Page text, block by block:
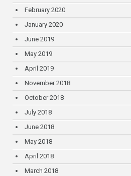
February 2020
January 2020
June 2019
May 2019
April 2019
November 2018
October 2018
July 2018
June 2018
May 2018
April 2018
March 2018